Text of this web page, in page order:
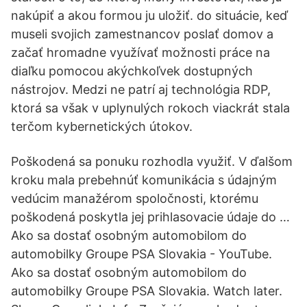
nakúpiť a akou formou ju uložiť. do situácie, keď
museli svojich zamestnancov poslať domov a
začať hromadne využívať možnosti práce na
diaľku pomocou akýchkoľvek dostupných
nástrojov. Medzi ne patrí aj technológia RDP,
ktorá sa však v uplynulých rokoch viackrát stala
terčom kybernetických útokov.
Poškodená sa ponuku rozhodla využiť. V ďalšom
kroku mala prebehnúť komunikácia s údajným
vedúcim manažérom spoločnosti, ktorému
poškodená poskytla jej prihlasovacie údaje do …
Ako sa dostať osobným automobilom do
automobilky Groupe PSA Slovakia - YouTube.
Ako sa dostať osobným automobilom do
automobilky Groupe PSA Slovakia. Watch later.